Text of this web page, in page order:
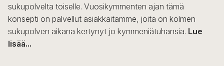
sukupolvelta toiselle. Vuosikymmenten ajan tämä
konsepti on palvellut asiakkaitamme, joita on kolmen
sukupolven aikana kertynyt jo kymmeniätuhansia. Lue
lisää...